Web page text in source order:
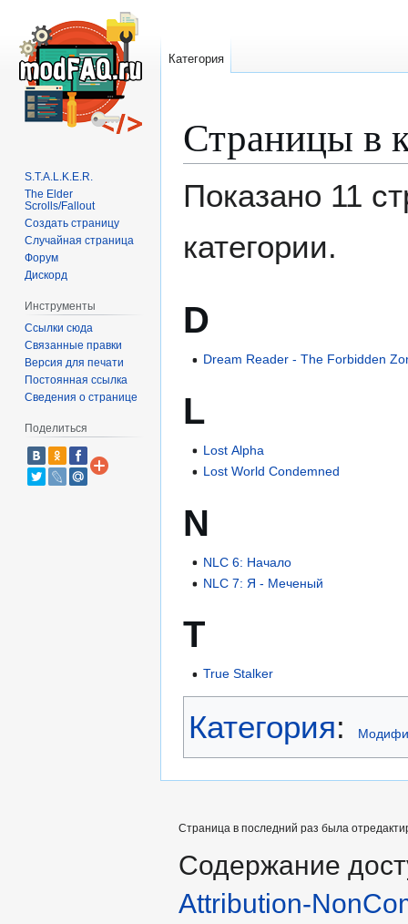
к
навигации
кСтраницы в
Показано 11
категории.
D
Dream Reader - The Forbidden
L
Lost Alpha
Lost World Condemned
N
NLC 6: Начало
NLC 7: Я - Меченый
T
True Stalker
Категория:
Категория
S.T.A.L.K.E.R.
The Elder
Scrolls/Fallout
Создать страницу
Случайная страница
Форум
Дискорд
Инструменты
Ссылки сюда
Связанные правки
Версия для печати
Постоянная ссылка
Сведения о странице
Поделиться
Страница в последний раз была
Содержание
Attribution-